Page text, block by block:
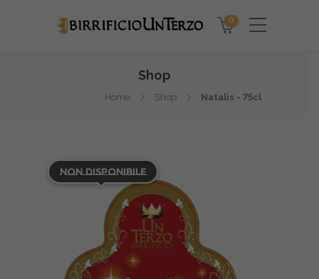
0
Shop
Home Shop Natalis - 75cl
Non Disponibile